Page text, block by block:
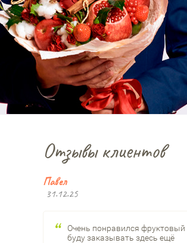
Отзывы клиентов
Павел
31.12.25
Очень понравился
буду заказывать здесь ещё